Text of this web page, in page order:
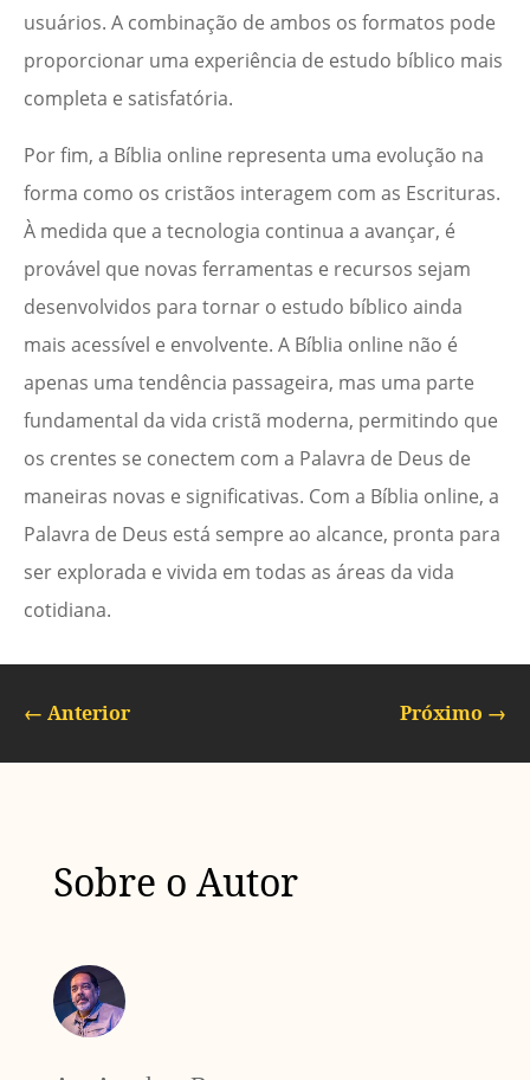
usuários. A combinação de ambos os formatos pode
proporcionar uma experiência de estudo bíblico mais
completa e satisfatória.
Por fim, a Bíblia online representa uma evolução na
forma como os cristãos interagem com as Escrituras.
À medida que a tecnologia continua a avançar, é
provável que novas ferramentas e recursos sejam
desenvolvidos para tornar o estudo bíblico ainda
mais acessível e envolvente. A Bíblia online não é
apenas uma tendência passageira, mas uma parte
fundamental da vida cristã moderna, permitindo que
os crentes se conectem com a Palavra de Deus de
maneiras novas e significativas. Com a Bíblia online, a
Palavra de Deus está sempre ao alcance, pronta para
ser explorada e vivida em todas as áreas da vida
cotidiana.
← Anterior Próximo →
Sobre o Autor